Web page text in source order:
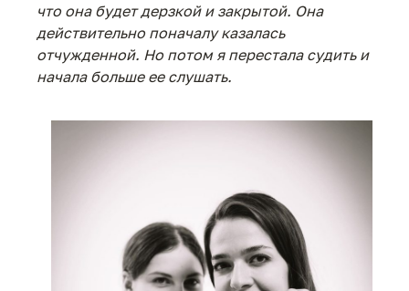
что она будет дерзкой и закрытой. Она
действительно поначалу казалась
отчужденной. Но потом я перестала судить и
начала больше ее слушать.